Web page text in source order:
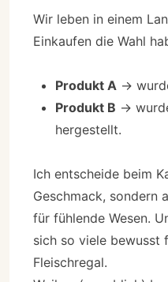
Wir leben in einem
Einkaufen die Wahl
Produkt A →
Produkt B →
hergestellt.
Ich entscheide beim
Geschmack, sondern
für fühlende Wesen.
sich so viele bewusst
Fleischregal.